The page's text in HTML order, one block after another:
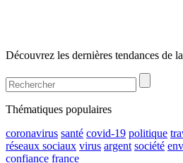
Découvrez les dernières tendances de
Thématiques populaires
coronavirus santé covid-19 politique
réseaux sociaux virus argent société
confiance france